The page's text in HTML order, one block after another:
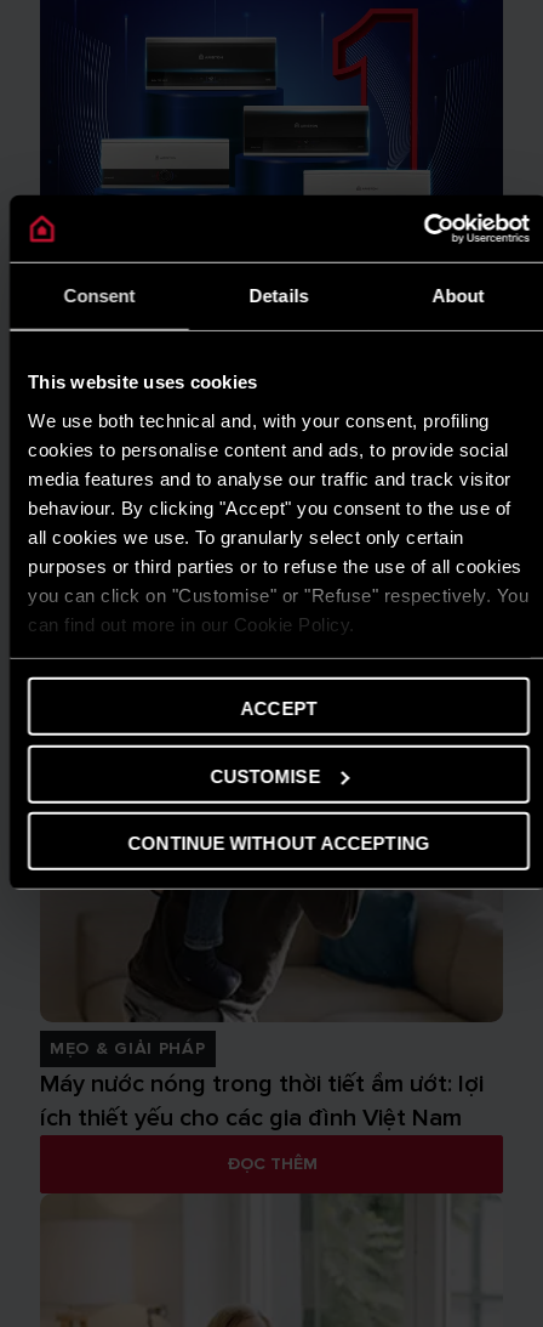
Consent Details About
This website uses cookies
We use both technical and, with your consent, profiling
cookies to personalise content and ads, to provide social
media features and to analyse our traffic and track visitor
behaviour. By clicking "Accept" you consent to the use of
all cookies we use. To granularly select only certain
purposes or third parties or to refuse the use of all cookies
you can click on "Customise" or "Refuse" respectively. You
can find out more in our Cookie Policy.
ACCEPT
CUSTOMISE
CONTINUE WITHOUT ACCEPTING
TIN TỨC
ARISTON THIẾT LẬP CHUẨN MỰC MỚI
CHO GIẢI PHÁP NƯỚC NÓNG TẠI GIẢI
THƯỞNG HIỆU QUẢ NĂNG LƯỢNG 2025
ĐỌC THÊM
MẸO & GIẢI PHÁP
Máy nước nóng trong thời tiết ẩm ướt: lợi
ích thiết yếu cho các gia đình Việt Nam
ĐỌC THÊM